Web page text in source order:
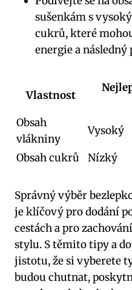
sušenkám s
cukrů, které
energie a následný
Vlastnost
Obsah
vlákniny
Vysoký
Obsah cukrů Nízký
Správný výběr
je klíčový pro dodání
cestách a pro
stylu. S těmito tipy a
jistotu, že si vyberete
budou chutnat,